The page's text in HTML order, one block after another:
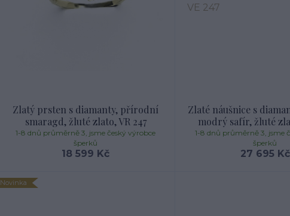
Zlatý prsten s diamanty, přírodní
smaragd, žluté zlato, VR 247
18 599 Kč
1-8 dnů průměrně 3, jsme český výrobce
šperků
Zlaté náušnice s
modrý safír, žluté
27 695 Kč
1-8 dnů průměrně 3, jsme
šperků
Novinka